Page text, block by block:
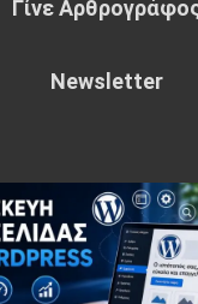
Γίνε
Newsletter